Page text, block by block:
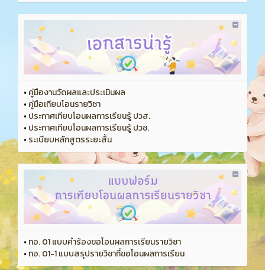
• คู่มืองานวัดผลและประเมินผล
• คู่มือเทียบโอนรายวิชา
• ประกาศเทียบโอนผลการเรียนรู้ ปวส.
• ประกาศเทียบโอนผลการเรียนรู้ ปวช.
• ระเบียบหลักสูตรระยะสั้น
• ทอ. 01 แบบคำร้องขอโอนผลการเรียนรายวิชา
• ทอ. 01-1 แบบสรุปรายวิชาที่ขอโอนผลการเรียน